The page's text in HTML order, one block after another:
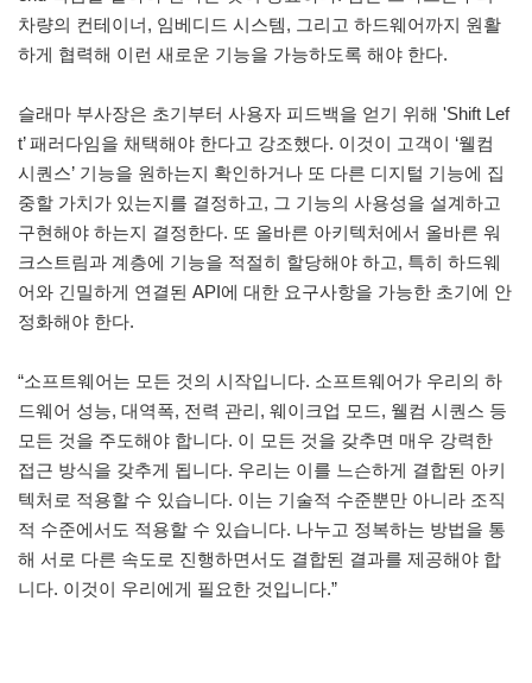
차량의 컨테이너, 임베디드 시스템, 그리고 하드웨어까지 원활
하게 협력해 이런 새로운 기능을 가능하도록 해야 한다.
슬래마 부사장은 초기부터 사용자 피드백을 얻기 위해 'Shift Lef
t’ 패러다임을 채택해야 한다고 강조했다. 이것이 고객이 ‘웰컴
시퀀스’ 기능을 원하는지 확인하거나 또 다른 디지털 기능에 집
중할 가치가 있는지를 결정하고, 그 기능의 사용성을 설계하고
구현해야 하는지 결정한다. 또 올바른 아키텍처에서 올바른 워
크스트림과 계층에 기능을 적절히 할당해야 하고, 특히 하드웨
어와 긴밀하게 연결된 API에 대한 요구사항을 가능한 초기에 안
정화해야 한다.
“소프트웨어는 모든 것의 시작입니다. 소프트웨어가 우리의 하
드웨어 성능, 대역폭, 전력 관리, 웨이크업 모드, 웰컴 시퀀스 등
모든 것을 주도해야 합니다. 이 모든 것을 갖추면 매우 강력한
접근 방식을 갖추게 됩니다. 우리는 이를 느슨하게 결합된 아키
텍처로 적용할 수 있습니다. 이는 기술적 수준뿐만 아니라 조직
적 수준에서도 적용할 수 있습니다. 나누고 정복하는 방법을 통
해 서로 다른 속도로 진행하면서도 결합된 결과를 제공해야 합
니다. 이것이 우리에게 필요한 것입니다.”